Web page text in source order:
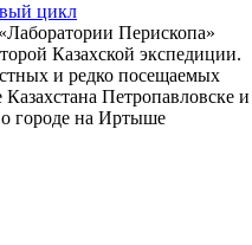
цикл
Перископа»
Казахской экспедиции.
и редко посещаемых
Петропавловске и
городе на Иртыше